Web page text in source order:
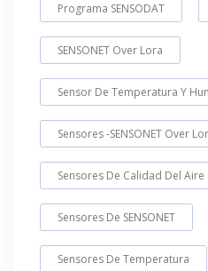
Programa SENSODAT
SENSONET Over Lora
Sensor De Temperatura Y
Sensores -SENSONET Over
Sensores De Calidad Del Aire
Sensores De SENSONET
Sensores De Temperatura